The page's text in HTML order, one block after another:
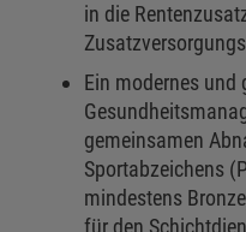
in die
Ein modernes und
gemeinsamen
Sportabzeichens
mindestens
für den